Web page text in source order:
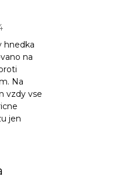
je 5 z 5 hvězdiček.
hnedka
na
Na
vzdy vse
jen